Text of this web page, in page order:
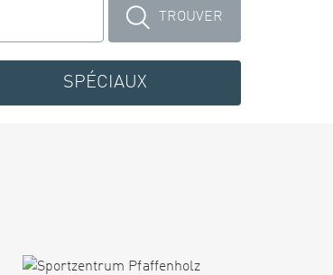
TROUVER
SPÉCIAUX